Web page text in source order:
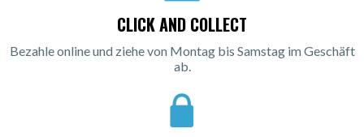
CLICK AND COLLECT
Bezahle online und ziehe von Montag bis Samstag im Geschäft
ab.